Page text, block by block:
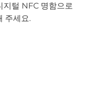
지털 NFC 명함으로
주세요.